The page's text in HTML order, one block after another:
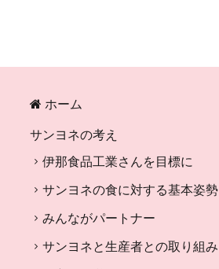
ホーム
サンヨネの考え
伊那食品工業さんを目標に
サンヨネの食に対する基本姿勢
みんながパートナー
サンヨネと生産者との取り組み